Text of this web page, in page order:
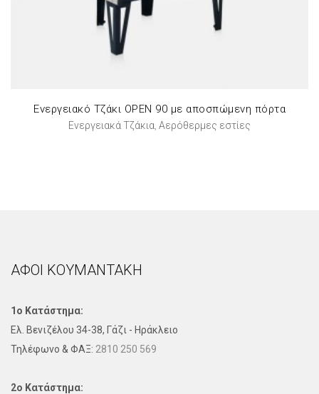
Ενεργειακό Τζάκι OPEN 90 με αποσπώμενη πόρτα
Ενεργειακά Τζάκια, Αερόθερμες εστίες
ΑΦΟΙ ΚΟΥΜΑΝΤΑΚΗ
1ο Κατάστημα:
Ελ. Βενιζέλου 34-38, Γάζι - Ηράκλειο
Τηλέφωνo & ΦΑΞ: 2810 250 569
2ο Κατάστημα: